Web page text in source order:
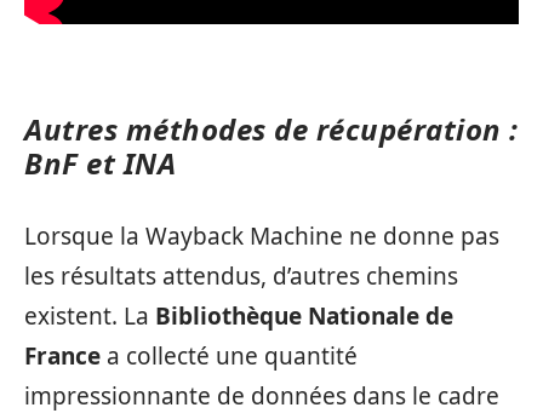
Autres méthodes de récupération :
BnF et INA
Lorsque la Wayback Machine ne donne pas
les résultats attendus, d’autres chemins
existent. La Bibliothèque Nationale de
France a collecté une quantité
impressionnante de données dans le cadre